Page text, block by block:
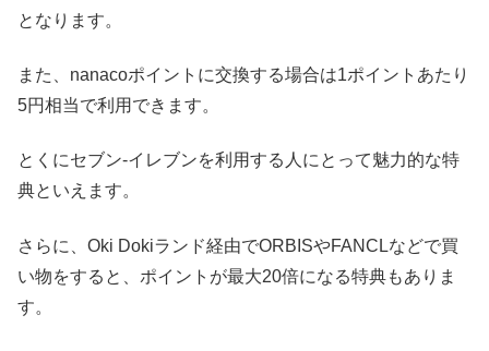
となります。
また、nanacoポイントに交換する場合は1ポイントあたり
5円相当で利用できます。
とくにセブン-イレブンを利用する人にとって魅力的な特
典といえます。
さらに、Oki Dokiランド経由でORBISやFANCLなどで買
い物をすると、ポイントが最大20倍になる特典もありま
す。